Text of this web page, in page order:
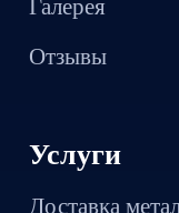
Галерея
Отзывы
Услуги
Доставка